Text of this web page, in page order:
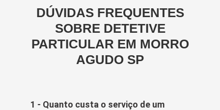
DÚVIDAS FREQUENTES
SOBRE DETETIVE
PARTICULAR EM MORRO
AGUDO SP
1 - Quanto custa o serviço de um